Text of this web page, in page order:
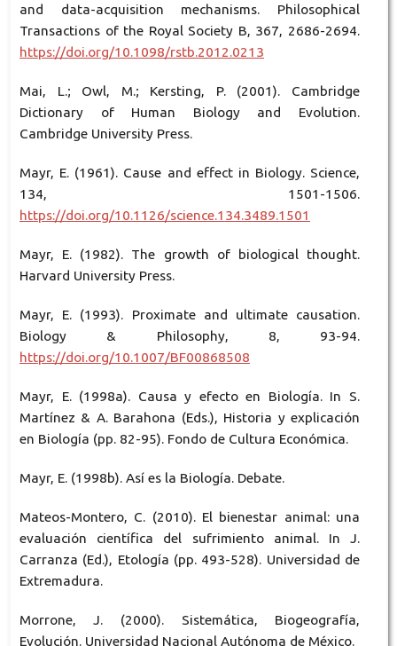
and data-acquisition mechanisms. Philosophical
Transactions of the Royal Society B, 367, 2686-2694.
https://doi.org/10.1098/rstb.2012.0213
Mai, L.; Owl, M.; Kersting, P. (2001). Cambridge
Dictionary of Human Biology and Evolution.
Cambridge University Press.
Mayr, E. (1961). Cause and effect in Biology. Science,
134, 1501-1506.
https://doi.org/10.1126/science.134.3489.1501
Mayr, E. (1982). The growth of biological thought.
Harvard University Press.
Mayr, E. (1993). Proximate and ultimate causation.
Biology & Philosophy, 8, 93-94.
https://doi.org/10.1007/BF00868508
Mayr, E. (1998a). Causa y efecto en Biología. In S.
Martínez & A. Barahona (Eds.), Historia y explicación
en Biología (pp. 82-95). Fondo de Cultura Económica.
Mayr, E. (1998b). Así es la Biología. Debate.
Mateos-Montero, C. (2010). El bienestar animal: una
evaluación científica del sufrimiento animal. In J.
Carranza (Ed.), Etología (pp. 493-528). Universidad de
Extremadura.
Morrone, J. (2000). Sistemática, Biogeografía,
Evolución. Universidad Nacional Autónoma de México.